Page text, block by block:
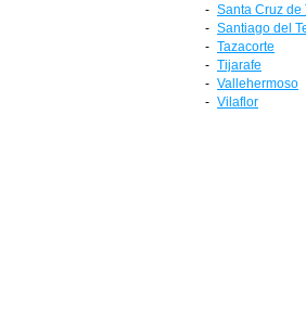
- Santa Cruz de
- Santiago del
- Tazacorte
- Tijarafe
- Vallehermoso
- Vilaflor